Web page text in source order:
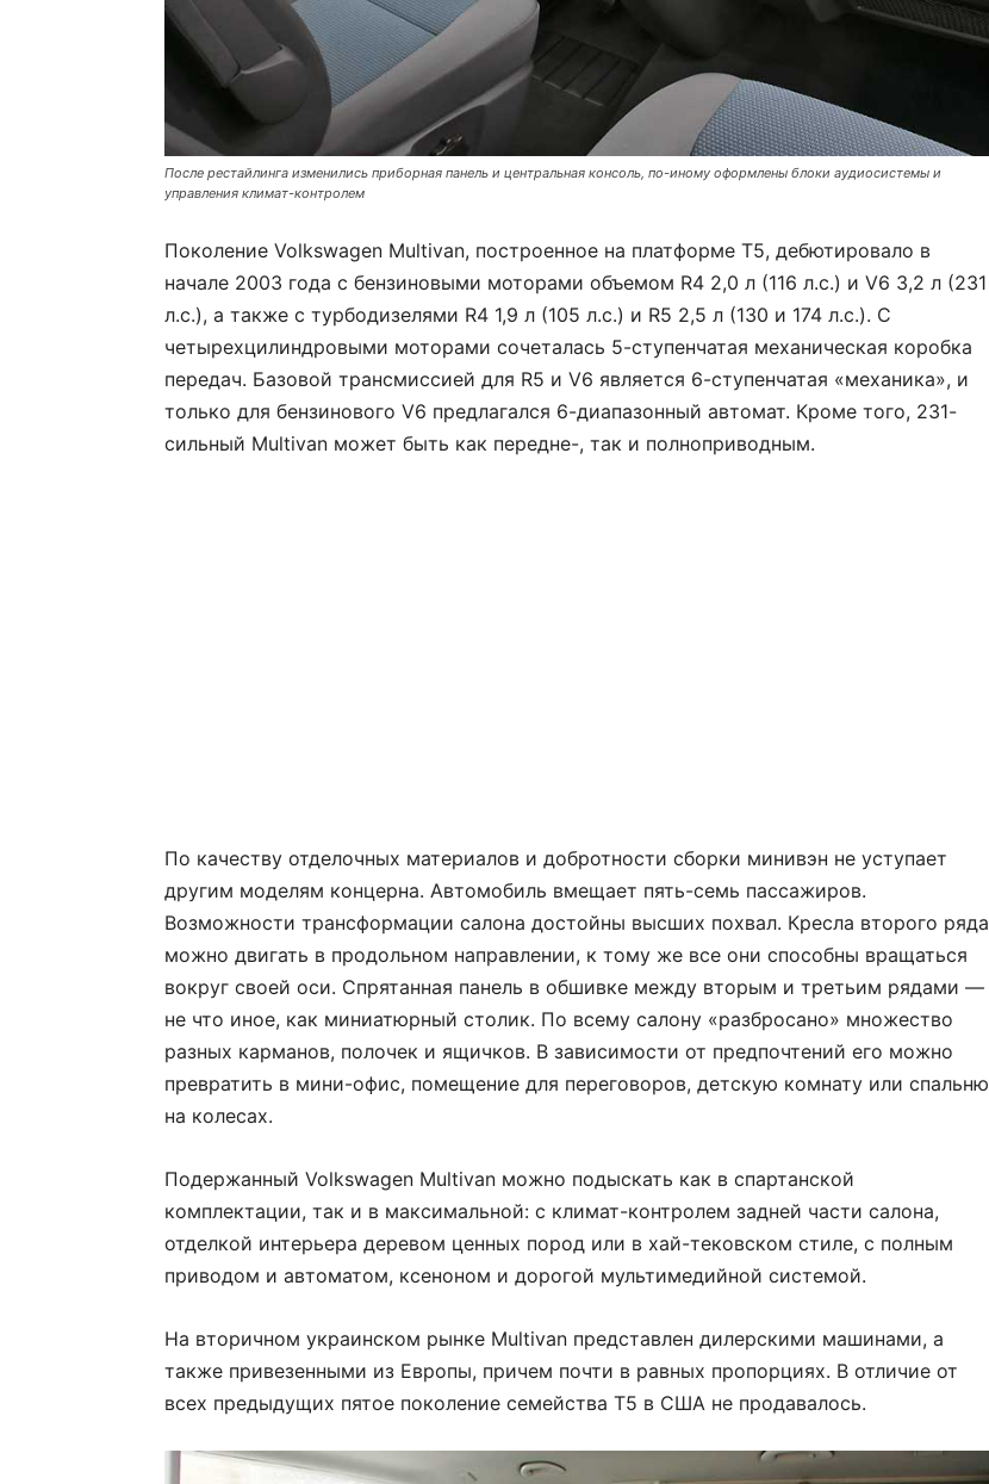
После рестайлинга изменились приборная панель и центральная консоль, по-иному оформлены блоки аудиосистемы и
управления климат-контролем
Поколение Volkswagen Multivan, построенное на платформе Т5, дебютировало в
начале 2003 года с бензиновыми моторами объ­емом R4 2,0 л (116 л.с.) и V6 3,2 л (231
л.с.), а также с турбодизелями R4 1,9 л (105 л.с.) и R5 2,5 л (130 и 174 л.с.). С
четырехцилиндровыми моторами сочеталась 5-ступенчатая механическая коробка
передач. Базовой трансмиссией для R5 и V6 является 6-ступенчатая «механика», и
только для бензинового V6 предлагался 6-диапазонный автомат. Кроме того, 231-
сильный Multivan может быть как передне-, так и полноприводным.
По качеству отделочных материалов и добротности сборки минивэн не уступает
другим моделям концерна. Автомобиль вмещает пять-семь пассажиров.
Возможности трансформации салона достойны высших похвал. Кресла второго ряда
можно двигать в продольном направлении, к тому же все они способны вращаться
вокруг своей оси. Спрятанная панель в обшивке между вторым и третьим рядами —
не что иное, как миниатюрный столик. По всему салону «разбросано» множество
разных карманов, полочек и ящичков. В зависимости от предпочтений его можно
превратить в мини-офис, помещение для переговоров, детскую комнату или спальню
на колесах.
Подержанный Volkswagen Multivan можно подыскать как в спартанской
комплектации, так и в максимальной: с климат-контролем задней части салона,
отделкой интерьера деревом ценных пород или в хай-тековском стиле, с полным
приводом и автоматом, ксеноном и дорогой мультимедийной системой.
На вторичном украинском рынке Multivan представлен дилерскими машинами, а
также привезенными из Европы, причем почти в равных пропорциях. В отличие от
всех предыдущих пятое поколение семейства Т5 в США не продавалось.